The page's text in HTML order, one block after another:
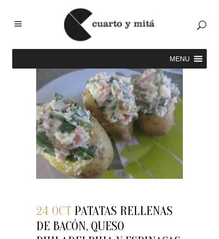
24 OCT PATATAS RELLENAS
DE BACÓN, QUESO